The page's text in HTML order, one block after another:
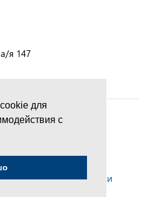
для
с
я 147
защищены
данных
и условия обработки